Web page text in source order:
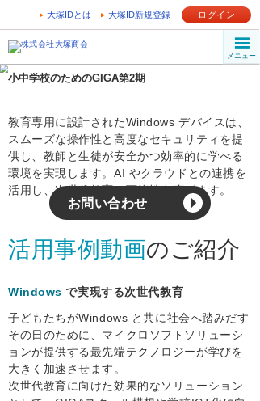
大塚IDとは 大塚ID新規登録 ログイン
メニュー
お問い合わせ
教育専用に設計されたWindows デバイスは、
スムーズな操作性と高度なセキュリティを提
供し、教師と生徒が安全かつ効率的に学べる
環境を実現します。AI やクラウドとの連携を
活用し、次世代教育の可能性を広げます。
活用事例動画のご紹介
Windowsで実現する次世代教育
子どもたちがWindows と共に社会へ踏みだす
その日のために、マイクロソフトソリューシ
ョンが提供する最先端テクノロジーが学びを
大きく加速させます。
次世代教育に向けた効果的なソリューション